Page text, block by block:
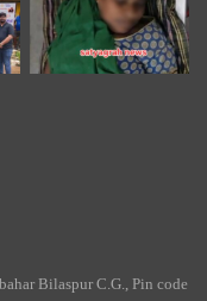
Bilaspur C.G., Pin code